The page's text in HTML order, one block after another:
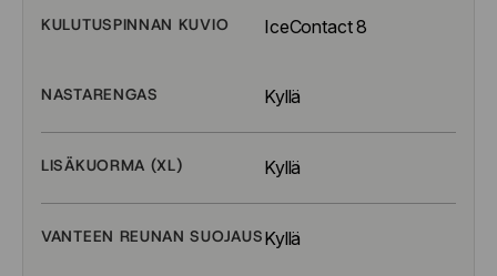
KULUTUSPINNAN KUVIO IceContact 8
NASTARENGAS Kyllä
LISÄKUORMA (XL) Kyllä
VANTEEN REUNAN SUOJAUSKyllä